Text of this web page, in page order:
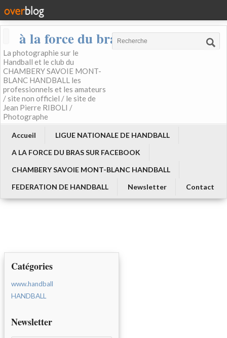
à la force du bras
La photographie sur le
Handball et le club du
CHAMBERY SAVOIE MONT-
BLANC HANDBALL les
professionnels et les amateurs
/ site non officiel / le site de
Jean Pierre RIBOLI /
Photographe
Accueil
LIGUE NATIONALE DE HANDBALL
A LA FORCE DU BRAS SUR FACEBOOK
CHAMBERY SAVOIE MONT-BLANC HANDBALL
FEDERATION DE HANDBALL
Newsletter Contact
Catégories
www.handball
HANDBALL
Newsletter